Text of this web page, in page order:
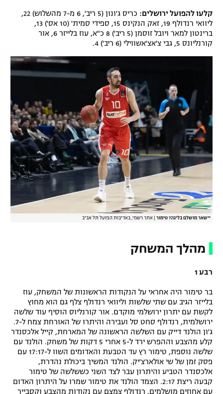
קלעו להפועל ירושלים:
כריס ג'ונון (5 ריב', 6 מ-7 מהשלוש) 22,
ליוואי רנדולף 19, זאק הנקינס 15, ספידי סמית' (10 אס') 13,
ברינטון למאר ויובל זוסמן (5 ריב') 8 כ"א, עוז בלייזר 6, אור
קורנליונס 5, גבי צ'אצ'אשווילי (6 ריב') 4.
יישאר מושלם בליגה? טימור אתר רשמי, באדיבות הפועל תל אביב
מהלך המשחק
רבע 1
בר טימור היה אחראי על הנקודות הראשונות של המשחק, עוז
בלייזר הגיב עם שתי שלשות וליוואי רנדולף צלף גם הוא מחוץ
לקשת עם יתרון ירושלמי מוקדם. אור קורנליוס הוסיף עוד שלשה
ירושלמית, רנדולף סחט סל ועבירה והיתרו של האורחת צמח ל-7.
ג'ון הולנד דייק עם השלשה הראשונה של המארחת, קייל אלכסנדר
קלע מהצבע וההפרש ירד ל-5 אחרי 5 דקות של משחק. הולנד עם
שלשה נוספת, טימור רץ עד הטבעת והאדומים השוו ל-17:17 עם
פסק זמן של שי אולארצ'יק. הולנד המשיך ביכולת נהדרת,
אלכסנדר הטביע והיתרון עבר לצד השני כששלשה של טימור
קבעה ריצת 2:17. הצמד הולנד את טימור שמרו על היתרון האדום
עם אחוזים מושלמים, רנדולף צמצם עם נקודות מהצבע וקסבייר